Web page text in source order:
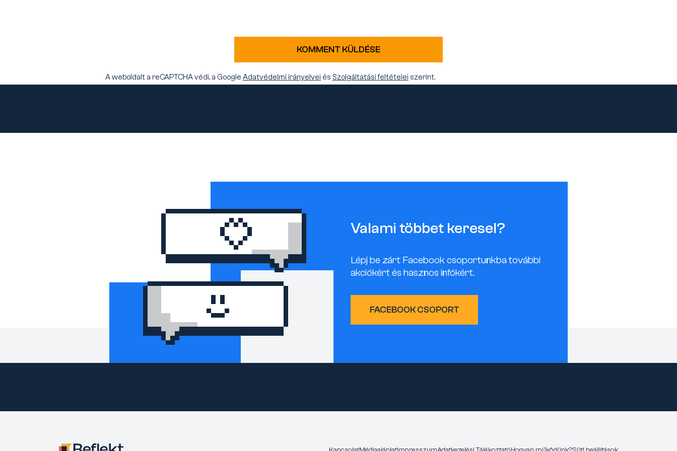
KOMMENT KÜLDÉSE
A weboldalt a reCAPTCHA védi, a Google Adatvédelmi irányelvei és Szolgáltatási feltételei szerint.
Valami többet keresel?
Lépj be zárt Facebook csoportunkba további
akciókért és hasznos infókért.
FACEBOOK CSOPORT